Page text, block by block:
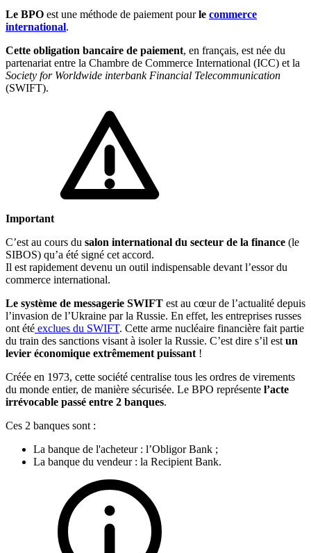
Amazon
Le BPO est une méthode de paiement pourle commerce
international.
Cette obligation bancaire de paiement, en français, est née du
partenariat entre la Chambre de Commerce International (ICC) et la
Society for Worldwide interbank Financial Telecommunication
(SWIFT).
Important
C’est au cours du salon international du secteur de la finance (le
SIBOS) qu’a été signé cet accord.
Il est rapidement devenu un outil indispensable devant l’essor du
commerce international.
Le système de messagerie SWIFT est au cœur de l’actualité depuis
l’invasion de l’Ukraine par la Russie. En effet, les entreprises russes
ont été exclues du SWIFT. Cette arme nucléaire financière fait partie
du train des sanctions visant à isoler la Russie. C’est dire s’il est un
levier économique extrêmement puissant !
Créée en 1973, cette société centralise tous les ordres de virements
du monde entier, de manière sécurisée. Le BPO représente l’acte
irrévocable passé entre 2 banques.
Ces 2 banques sont :
La banque de l'acheteur : l’Obligor Bank ;
La banque du vendeur : la Recipient Bank.